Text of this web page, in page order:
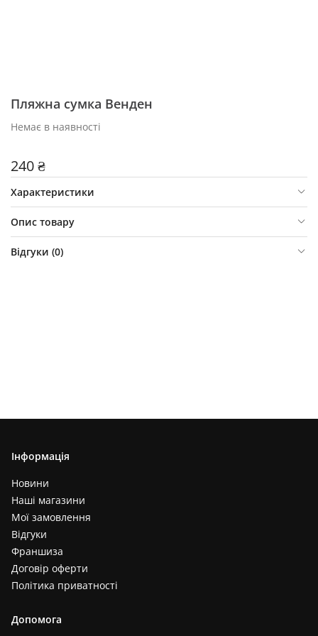
Пляжна сумка Венден
Немає в наявності
240 ₴
Характеристики
Опис товару
Відгуки (0)
Інформація
Новини
Наші магазини
Мої замовлення
Відгуки
Франшиза
Договір оферти
Політика приватності
Допомога